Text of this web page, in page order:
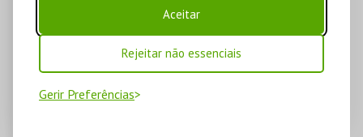
Aceitar
Rejeitar não essenciais
Gerir Preferências